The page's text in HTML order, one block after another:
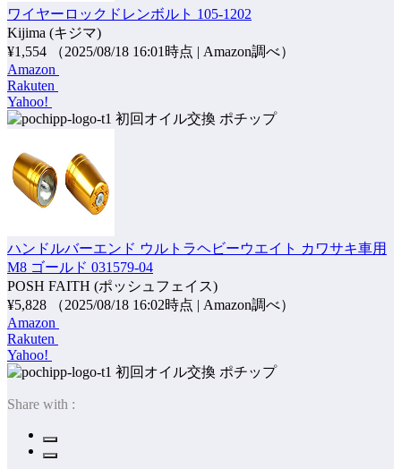
ワイヤーロックドレンボルト 105-1202
Kijima (キジマ)
¥1,554
（2025/08/18 16:01時点 | Amazon調べ）
Amazon
Rakuten
Yahoo!
ポチップ
ハンドルバーエンド ウルトラヘビーウエイト カワサキ車用
M8 ゴールド 031579-04
POSH FAITH (ポッシュフェイス)
¥5,828
（2025/08/18 16:02時点 | Amazon調べ）
Amazon
Rakuten
Yahoo!
ポチップ
Share with :